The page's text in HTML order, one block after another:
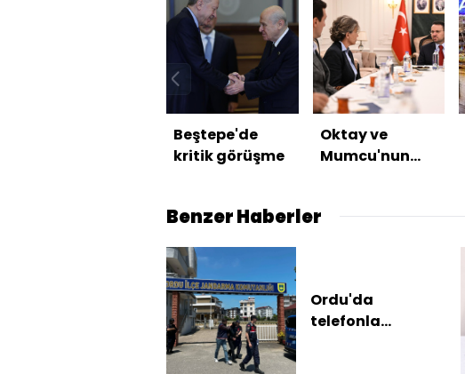
Beştepe'de
kritik görüşme
Oktay ve
Mumcu'nun
Benzer Haberler
Ordu'da
telefonla